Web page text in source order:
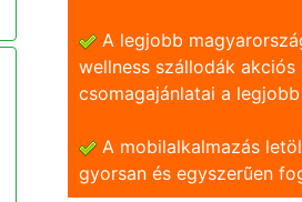
A legjobb
wellness szállodák akciós
csomagajánlatai a
A mobilalkalmazás
gyorsan és egyszerũen